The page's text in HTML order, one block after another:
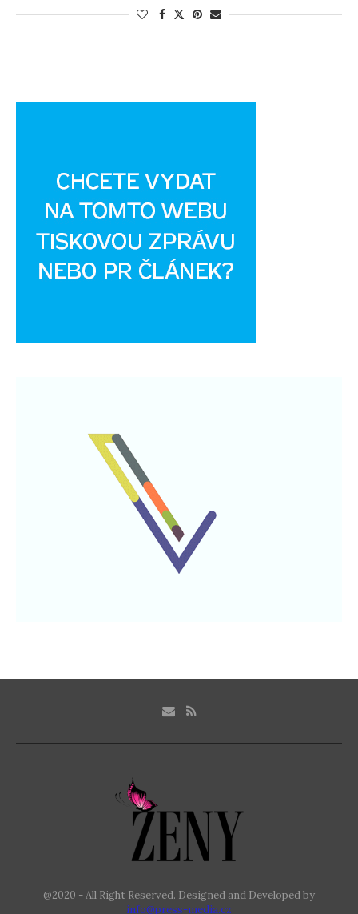
@2020 - All Right Reserved. Designed and Developed by
info@press-media.cz